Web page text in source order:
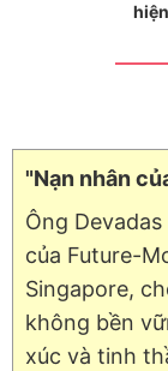
hiện
"Nạn nhân
Ông
của Future-
Singapore,
không bền
xúc và tinh